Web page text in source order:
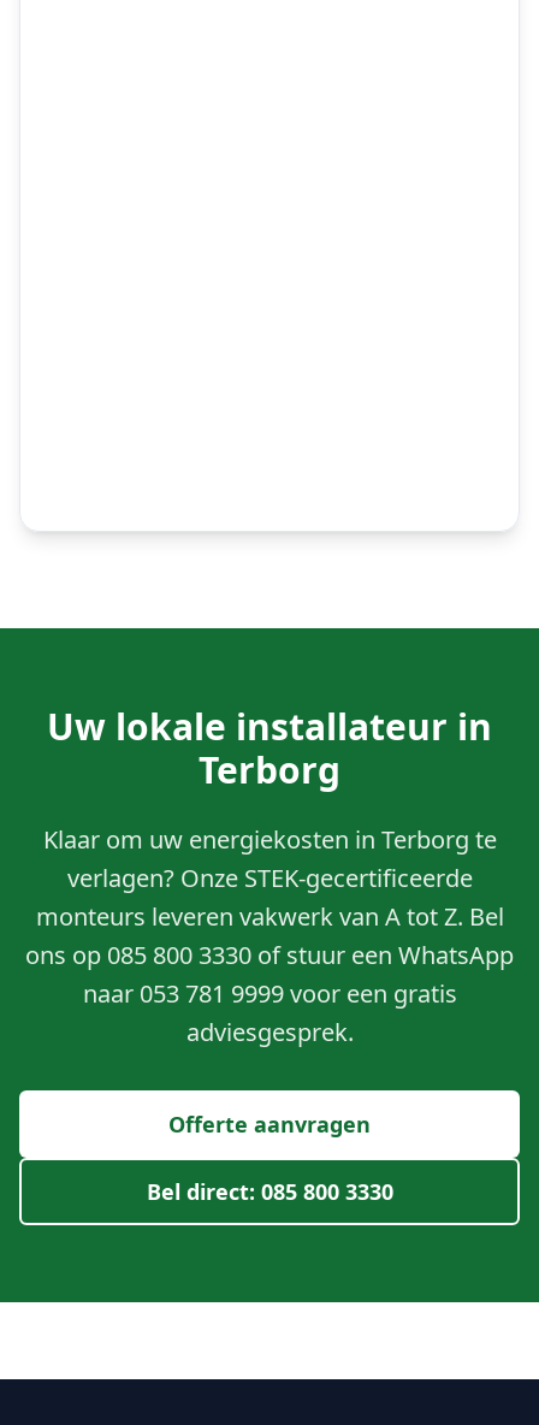
Uw lokale installateur in
Terborg
Klaar om uw energiekosten in Terborg te
verlagen? Onze STEK-gecertificeerde
monteurs leveren vakwerk van A tot Z. Bel
ons op 085 800 3330 of stuur een WhatsApp
naar 053 781 9999 voor een gratis
adviesgesprek.
Offerte aanvragen
Bel direct: 085 800 3330